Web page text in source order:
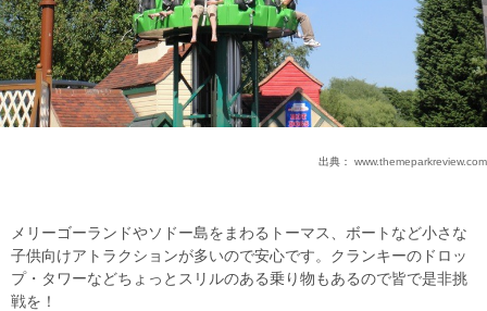
出典： www.themeparkreview.com
メリーゴーランドやソドー島をまわるトーマス、ボートなど小さな
子供向けアトラクションが多いので安心です。クランキーのドロッ
プ・タワーなどちょっとスリルのある乗り物もあるので皆で是非挑
戦を！